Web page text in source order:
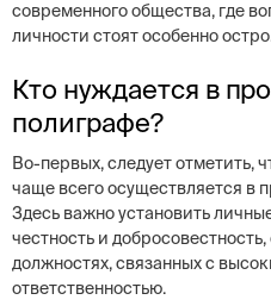
современного общества, где
личности стоят особенно
Кто нуждается в
полиграфе?
Во-первых, следует отметить,
чаще всего осуществляется в
Здесь важно установить
честность и
должностях, связанных с
ответственностью.